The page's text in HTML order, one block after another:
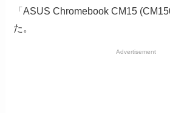
「ASUS Chromebook CM15
た。
Advertisement